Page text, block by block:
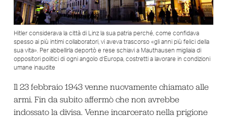
Hitler considerava la città di Linz la sua patria perché, come confidava
spesso ai più intimi collaboratori, vi aveva trascorso «gli anni più felici della
sua vita». Per abbellirla deportò e rese schiavi a Mauthausen migliaia di
oppositori politici di ogni angolo d’Europa, costretti a lavorare in condizioni
umane inaudite
Il 23 febbraio 1943 venne nuovamente chiamato alle
armi. Fin da subito affermò che non avrebbe
indossato la divisa. Venne incarcerato nella prigione